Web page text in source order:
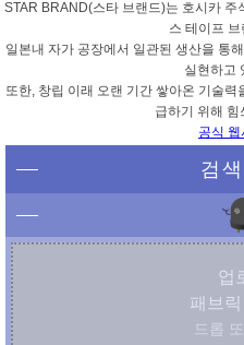
STAR BRAND(스타 브랜드)는 호시카
스 테이프
일본내 자가 공장에서 일관된 생산을 통
실현하고
또한, 창립 이래 오랜 기간 쌓아온 기술
급하기 위해 힘
공식 웹
검
업
패브릭
드롭